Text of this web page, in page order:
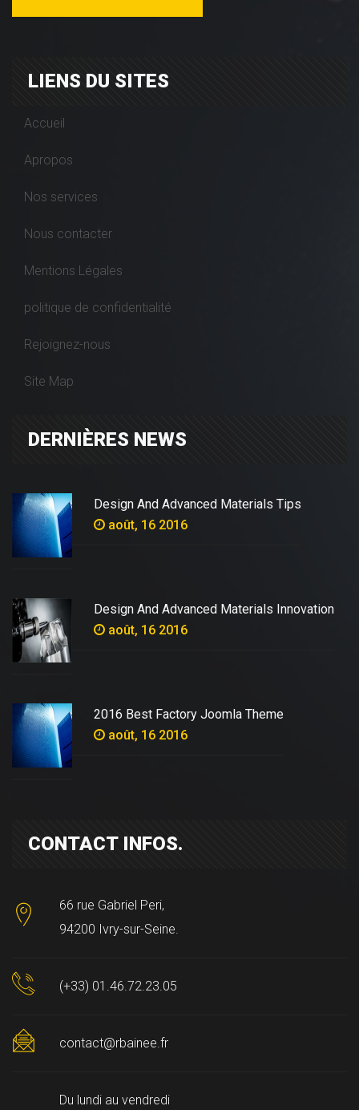
LIENS DU SITES
Accueil
Apropos
Nos services
Nous contacter
Mentions Légales
politique de confidentialité
Rejoignez-nous
Site Map
DERNIÈRES NEWS
Design And Advanced Materials Tips
août, 16 2016
Design And Advanced Materials Innovation
août, 16 2016
2016 Best Factory Joomla Theme
août, 16 2016
CONTACT INFOS.
66 rue Gabriel Peri,
94200 Ivry-sur-Seine.
(+33) 01.46.72.23.05
contact@rbainee.fr
Du lundi au vendredi